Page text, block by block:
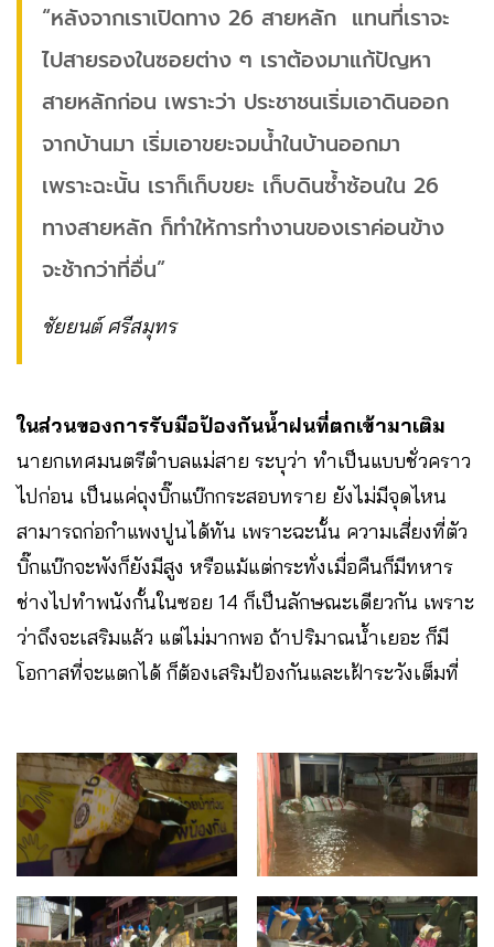
“หลังจากเราเปิดทาง 26 สายหลัก แทนที่เราจะ
ไปสายรองในซอยต่าง ๆ เราต้องมาแก้ปัญหา
สายหลักก่อน เพราะว่า ประชาชนเริ่มเอาดินออก
จากบ้านมา เริ่มเอาขยะจมน้ำในบ้านออกมา
เพราะฉะนั้น เราก็เก็บขยะ เก็บดินซ้ำซ้อนใน 26
ทางสายหลัก ก็ทำให้การทำงานของเราค่อนข้าง
จะช้ากว่าที่อื่น”
ชัยยนต์ ศรีสมุทร
ในส่วนของการรับมือป้องกันน้ำฝนที่ตกเข้ามาเติม
นายกเทศมนตรีตำบลแม่สาย ระบุว่า ทำเป็นแบบชั่วคราว
ไปก่อน เป็นแค่ถุงบิ๊กแบ๊กกระสอบทราย ยังไม่มีจุดไหน
สามารถก่อกำแพงปูนได้ทัน เพราะฉะนั้น ความเสี่ยงที่ตัว
บิ๊กแบ๊กจะพังก็ยังมีสูง หรือแม้แต่กระทั่งเมื่อคืนก็มีทหาร
ช่างไปทำพนังกั้นในซอย 14 ก็เป็นลักษณะเดียวกัน เพราะ
ว่าถึงจะเสริมแล้ว แต่ไม่มากพอ ถ้าปริมาณน้ำเยอะ ก็มี
โอกาสที่จะแตกได้ ก็ต้องเสริมป้องกันและเฝ้าระวังเต็มที่